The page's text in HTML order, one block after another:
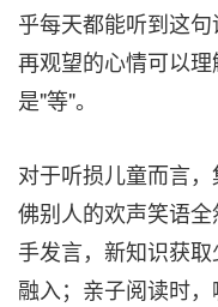
乎每天都能听到这
再观望的心情可以
是"等"。
对于听损儿童而言
佛别人的欢声笑语
手发言，新知识获
融入；亲子阅读时